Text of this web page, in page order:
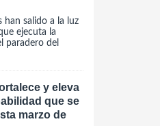
han salido a la luz
ejecuta la
paradero del
y eleva
que se
marzo de